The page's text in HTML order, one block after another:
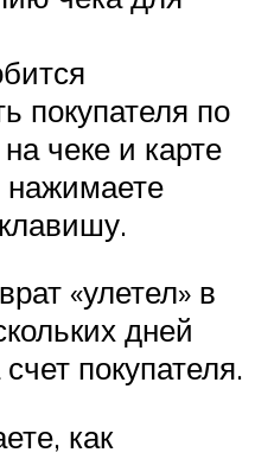
покупателя по
чеке и карте
нажимаете
«улетел» в
дней
покупателя.
как